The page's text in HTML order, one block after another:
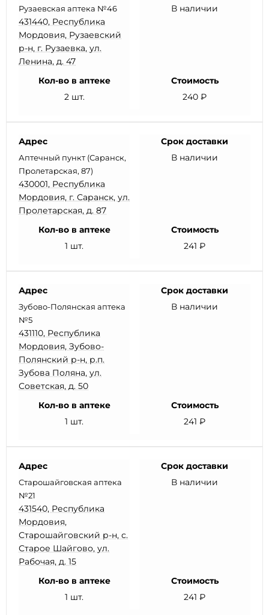
Рузаевская аптека №46
431440, Республика
Мордовия, Рузаевский
р-н, г. Рузаевка, ул.
Ленина, д. 47
В наличии
Кол-во в аптеке
2 шт.
Стоимость
240 ₽
Адрес
Аптечный пункт (Саранск,
Пролетарская, 87)
430001, Республика
Мордовия, г. Саранск, ул.
Пролетарская, д. 87
Срок доставки
В наличии
Кол-во в аптеке
1 шт.
Стоимость
241 ₽
Адрес
Зубово-Полянская аптека
№5
431110, Республика
Мордовия, Зубово-
Полянский р-н, р.п.
Зубова Поляна, ул.
Советская, д. 50
Срок доставки
В наличии
Кол-во в аптеке
1 шт.
Стоимость
241 ₽
Адрес
Старошайговская аптека
№21
431540, Республика
Мордовия,
Старошайговский р-н, с.
Старое Шайгово, ул.
Рабочая, д. 15
Срок доставки
В наличии
Кол-во в аптеке
1 шт.
Стоимость
241 ₽